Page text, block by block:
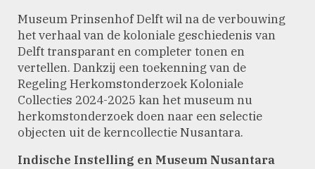
Museum Prinsenhof Delft wil na de verbouwing
het verhaal van de koloniale geschiedenis van
Delft transparant en completer tonen en
vertellen. Dankzij een toekenning van de
Regeling Herkomstonderzoek Koloniale
Collecties 2024-2025 kan het museum nu
herkomstonderzoek doen naar een selectie
objecten uit de kerncollectie Nusantara.
Indische Instelling en Museum Nusantara